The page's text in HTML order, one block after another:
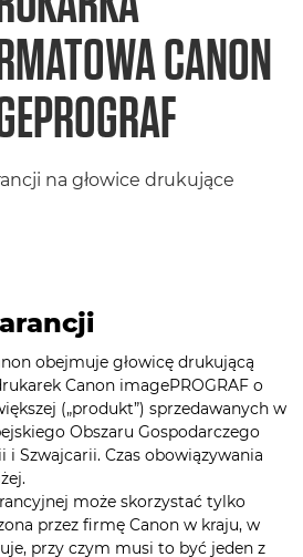
CANON
na głowice drukujące
obejmuje głowicę drukującą
Canon imagePROGRAF o
(„produkt”) sprzedawanych w
Obszaru Gospodarczego
i Szwajcarii. Czas obowiązywania
może skorzystać tylko
przez firmę Canon w kraju, w
przy czym musi to być jeden z